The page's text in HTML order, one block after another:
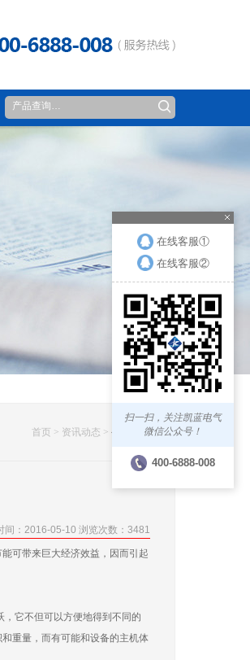
首页 > 资讯动态 > 公司新闻
间：2016-05-10 浏览次数：3481
可带来巨大经济效益，因而引起
它不但可以方便地得到不同的
重量，而有可能和设备的主机体
在线客服①
在线客服②
扫一扫，关注凯蓝电气
微信公众号！
400-6888-008